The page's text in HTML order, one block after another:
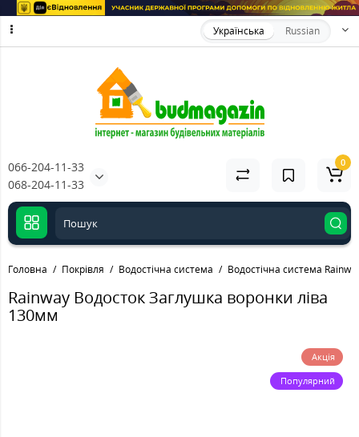
Українська Russian
066-204-11-33
068-204-11-33
0
Головна Покрівля Водостічна система Водостічна система
Rainway Водосток Заглушка воронки ліва
130мм
Акція
Популярний